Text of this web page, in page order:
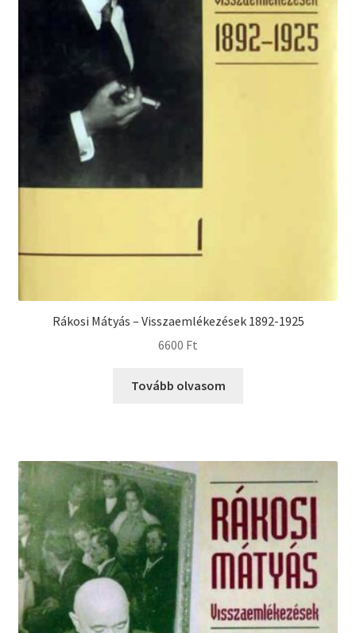
Rákosi Mátyás – Visszaemlékezések 1892-1925
6600 Ft
Tovább olvasom